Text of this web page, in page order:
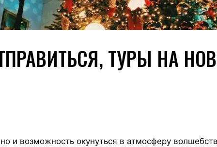
ТУРЫ НА
и возможность окунуться в атмосферу